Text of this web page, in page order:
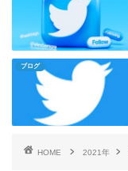
ブログ
HOME 2021年